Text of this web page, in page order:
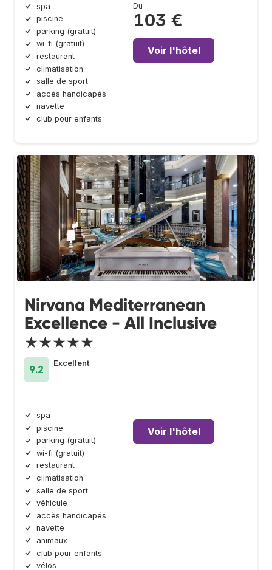
spa
piscine
parking (gratuit)
wi-fi (gratuit)
restaurant
climatisation
salle de sport
accès handicapés
navette
club pour enfants
Du
103 €
Voir l'hôtel
Nirvana Mediterranean
Excellence - All Inclusive
★★★★★
9.2
Excellent
spa
piscine
parking (gratuit)
wi-fi (gratuit)
restaurant
climatisation
salle de sport
véhicule
accès handicapés
navette
animaux
club pour enfants
vélos
Voir l'hôtel